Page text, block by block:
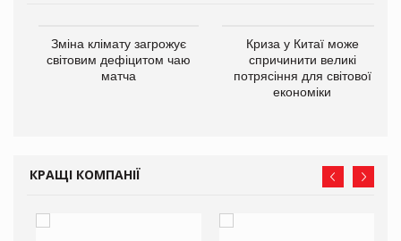
Зміна клімату загрожує
світовим дефіцитом чаю
матча
Криза у Китаї може
спричинити великі
потрясіння для світової
економіки
КРАЩІ КОМПАНІЇ